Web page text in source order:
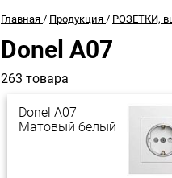
Главная / Продукция / РОЗЕТКИ,
Donel A07
263 товара
Donel A07
Матовый белый